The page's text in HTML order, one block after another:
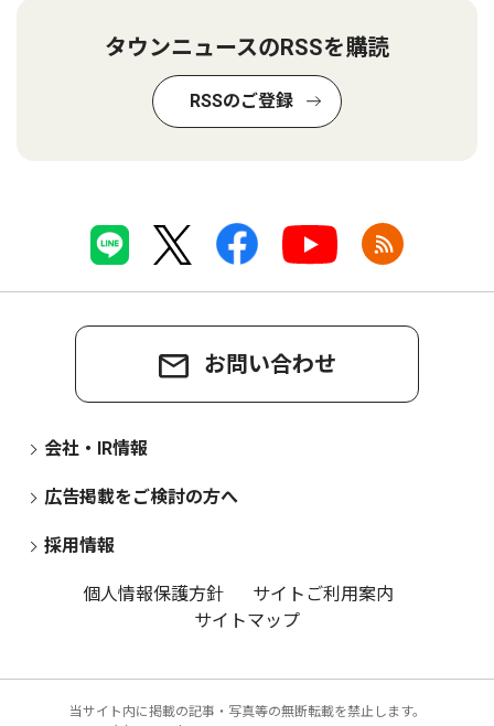
タウンニュースのRSSを購読
RSSのご登録
お問い合わせ
会社・IR情報
広告掲載をご検討の方へ
採用情報
個人情報保護方針
サイトご利用案内
サイトマップ
当サイト内に掲載の記事・写真等の無断転載を禁止します。